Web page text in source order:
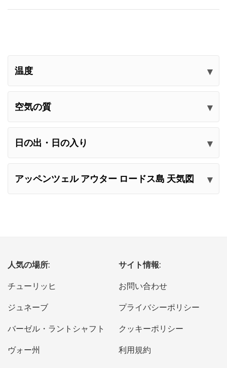
温度
空気の質
日の出・日の入り
アッペンツェル アウター ロードス島 天気図
人気の場所:
チューリッヒ
ジュネーブ
バーゼル・ラントシャフト
ヴォー州
サイト情報:
お問い合わせ
プライバシーポリシー
クッキーポリシー
利用規約